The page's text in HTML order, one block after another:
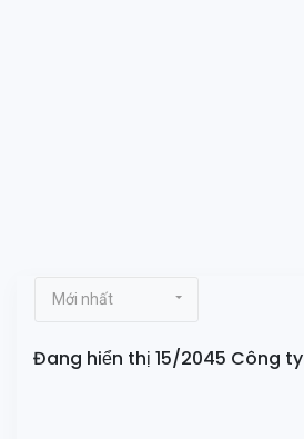
Mới nhất
Đang hiển thị 15/2045 Công ty